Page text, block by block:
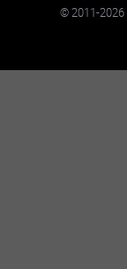
©2011-2026